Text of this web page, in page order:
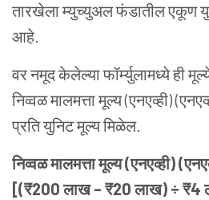
तारखेला म्युच्युअल फंडातील एकूण
आहे.
वर नमूद केलेल्या फॉर्म्युलामध्ये ही
निव्वळ मालमत्ता मूल्य (एनएव्ही)
प्रति युनिट मूल्य मिळेल.
निव्वळ मालमत्ता मूल्य (एनएव्ही)
[(₹200 लाख – ₹20 लाख) ÷ ₹4